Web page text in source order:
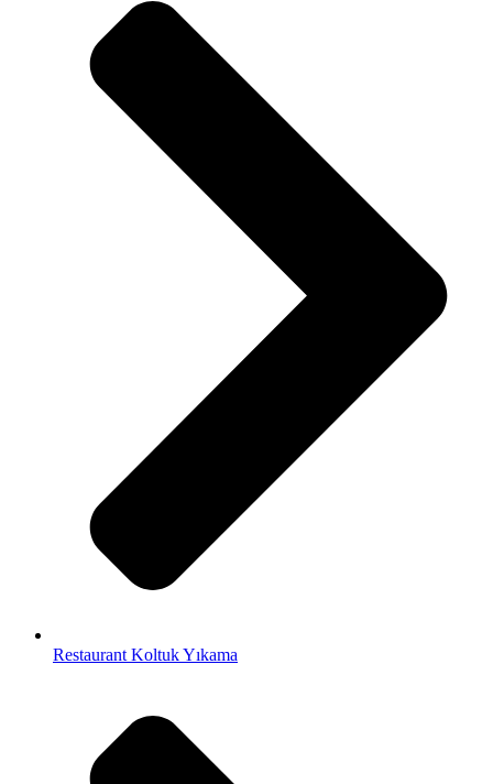
Restaurant Koltuk Yıkama